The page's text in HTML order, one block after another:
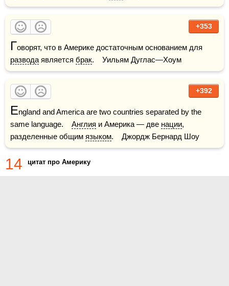
+353
Г
развода является брак.    Уильям Дуглас—Хоум
+392
England and America are two countries separated by the
same language. Англия и Америка — две нации,
разделенные общим языком.    Джордж Бернард Шоу
14 цитат про Америку